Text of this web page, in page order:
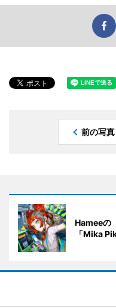
前の写真
Hameeの
「Mika